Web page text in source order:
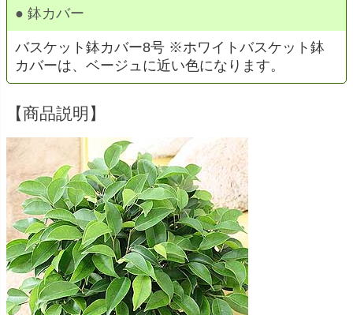
● 鉢カバー
バスケット鉢カバー8号 ※ホワイトバスケット鉢
カバーは、ベージュに近い色になります。
【商品説明】